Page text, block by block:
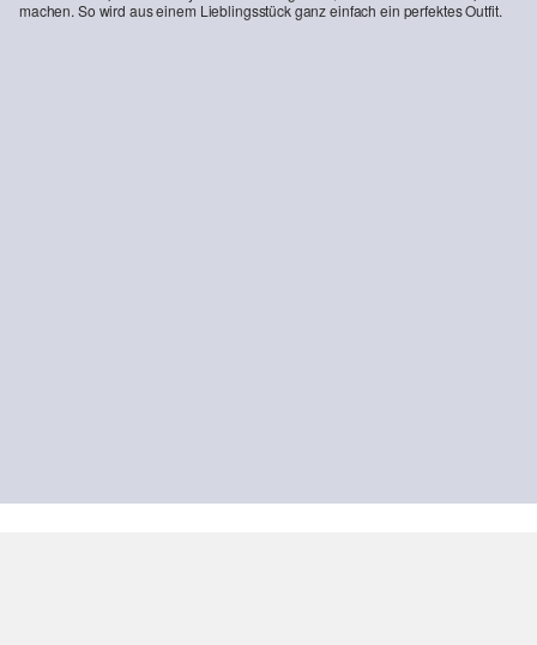
machen. So wird aus einem Lieblingsstück ganz einfach ein perfektes Outfit.